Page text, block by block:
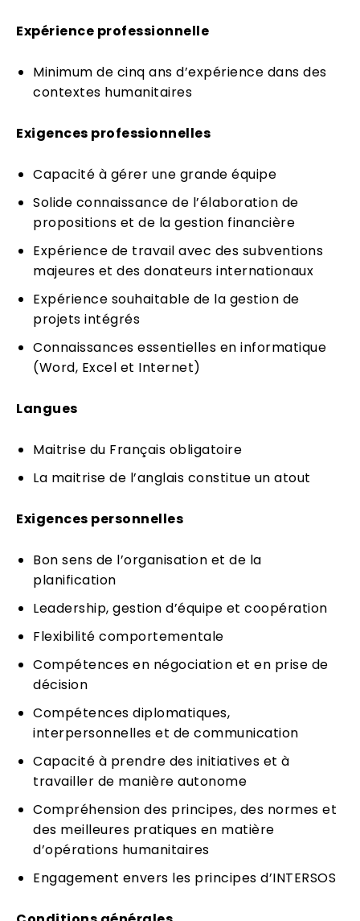
Expérience professionnelle
Minimum de cinq ans d’expérience dans des
contextes humanitaires
Exigences professionnelles
Capacité à gérer une grande équipe
Solide connaissance de l’élaboration de
propositions et de la gestion financière
Expérience de travail avec des subventions
majeures et des donateurs internationaux
Expérience souhaitable de la gestion de
projets intégrés
Connaissances essentielles en informatique
(Word, Excel et Internet)
Langues
Maitrise du Français obligatoire
La maitrise de l’anglais constitue un atout
Exigences personnelles
Bon sens de l’organisation et de la
planification
Leadership, gestion d’équipe et coopération
Flexibilité comportementale
Compétences en négociation et en prise de
décision
Compétences diplomatiques,
interpersonnelles et de communication
Capacité à prendre des initiatives et à
travailler de manière autonome
Compréhension des principes, des normes et
des meilleures pratiques en matière
d’opérations humanitaires
Engagement envers les principes d’INTERSOS